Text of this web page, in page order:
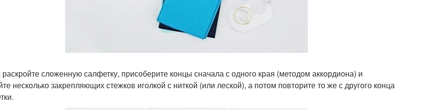
сложенную салфетку, присоберите концы сначала с одного края (методом аккордиона) и
несколько закрепляющих стежков иголкой с ниткой (или леской), а потом повторите то же с другого конца